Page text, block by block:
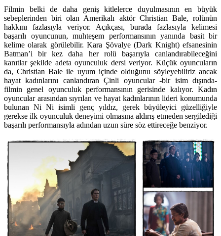
Filmin belki de daha geniş kitlelerce duyulmasının en büyük
sebeplerinden biri olan Amerikalı aktör Christian Bale, rolünün
hakkını fazlasıyla veriyor. Açıkçası, burada fazlasıyla kelimesi
başarılı oyuncunun, muhteşem performansının yanında basit bir
kelime olarak görülebilir. Kara Şövalye (Dark Knight) efsanesinin
Batman’i bir kez daha her rolü başarıyla canlandırabileceğini
kanıtlar şekilde adeta oyunculuk dersi veriyor. Küçük oyuncuların
da, Christian Bale ile uyum içinde olduğunu söyleyebiliriz ancak
hayat kadınlarını canlandıran Çinli oyuncular -bir isim dışında-
filmin genel oyunculuk performansının gerisinde kalıyor. Kadın
oyuncular arasından sıyrılan ve hayat kadınlarının lideri konumunda
bulunan Ni Ni isimli genç yıldız, gerek büyüleyici güzelliğiyle
gerekse ilk oyunculuk deneyimi olmasına aldırış etmeden sergilediği
başarılı performansıyla adından uzun süre söz ettireceğe benziyor.